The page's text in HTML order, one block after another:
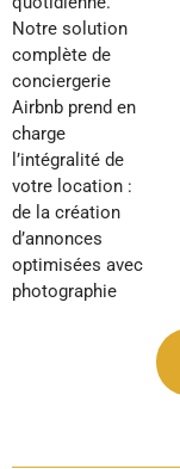
Notre solution
complète de
conciergerie
Airbnb prend en
charge
l’intégralité de
votre location :
de la création
d’annonces
optimisées avec
photographie
maintenance
préventive, le
réapprovisionnement
automatique et
une conciergerie
premium. Grâce à
nos standards
hôteliers, vos
locations
bénéficient d’avis
excellents et d’un
fonctionne
désormais en
pilote
automatique
pendant que vous
profitez
pleinement de